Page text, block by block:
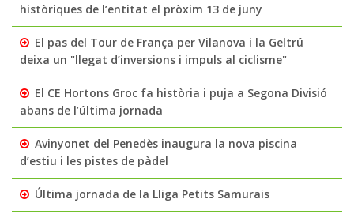
històriques de l’entitat el pròxim 13 de juny
El pas del Tour de França per Vilanova i la Geltrú
deixa un "llegat d’inversions i impuls al ciclisme"
El CE Hortons Groc fa història i puja a Segona Divisió
abans de l’última jornada
Avinyonet del Penedès inaugura la nova piscina
d’estiu i les pistes de pàdel
Última jornada de la Lliga Petits Samurais